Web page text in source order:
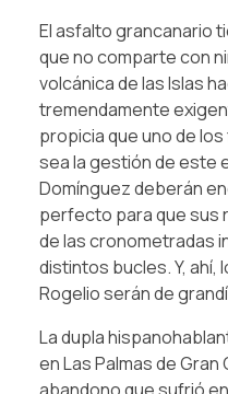
El asfalto grancanario
que no comparte con
volcánica de las Islas
tremendamente
propicia que uno de
sea la gestión de este
Domínguez deberán
perfecto para que sus
de las cronometradas
distintos bucles. Y,
Rogelio serán de
La dupla
en Las Palmas de